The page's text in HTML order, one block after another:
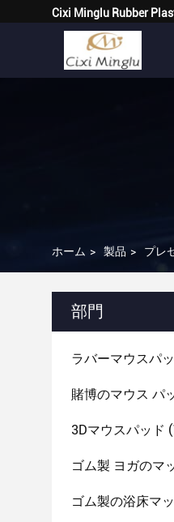
Cixi Minglu Rubber
ホーム > 製品 > プレ
部門
ラバーマウスパ
賭博のマウス パ
3Dマウスパッド
ゴム製 ヨガのマ
ゴム製の浴床マ